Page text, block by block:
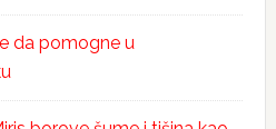
da pomogne u